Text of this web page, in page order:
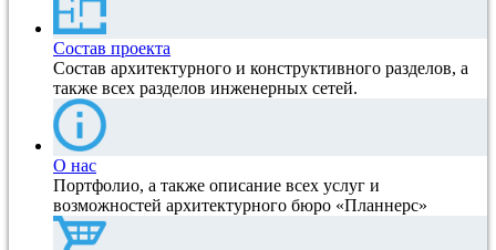
Состав проекта
Состав архитектурного и конструктивного разделов, а
также всех разделов инженерных сетей.
О нас
Портфолио, а также описание всех услуг и
возможностей архитектурного бюро «Планнерс»